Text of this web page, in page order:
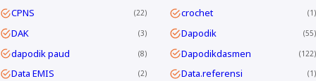
CPNS 22 crochet 1
DAK 3 Dapodik 55
dapodik paud 8 Dapodikdasmen 122
Data EMIS 2 Data.referensi 1